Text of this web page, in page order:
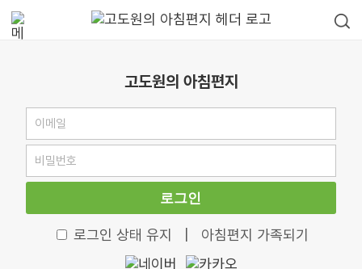
고도원의 아침편지
로그인
로그인 상태 유지 아침편지 가족되기